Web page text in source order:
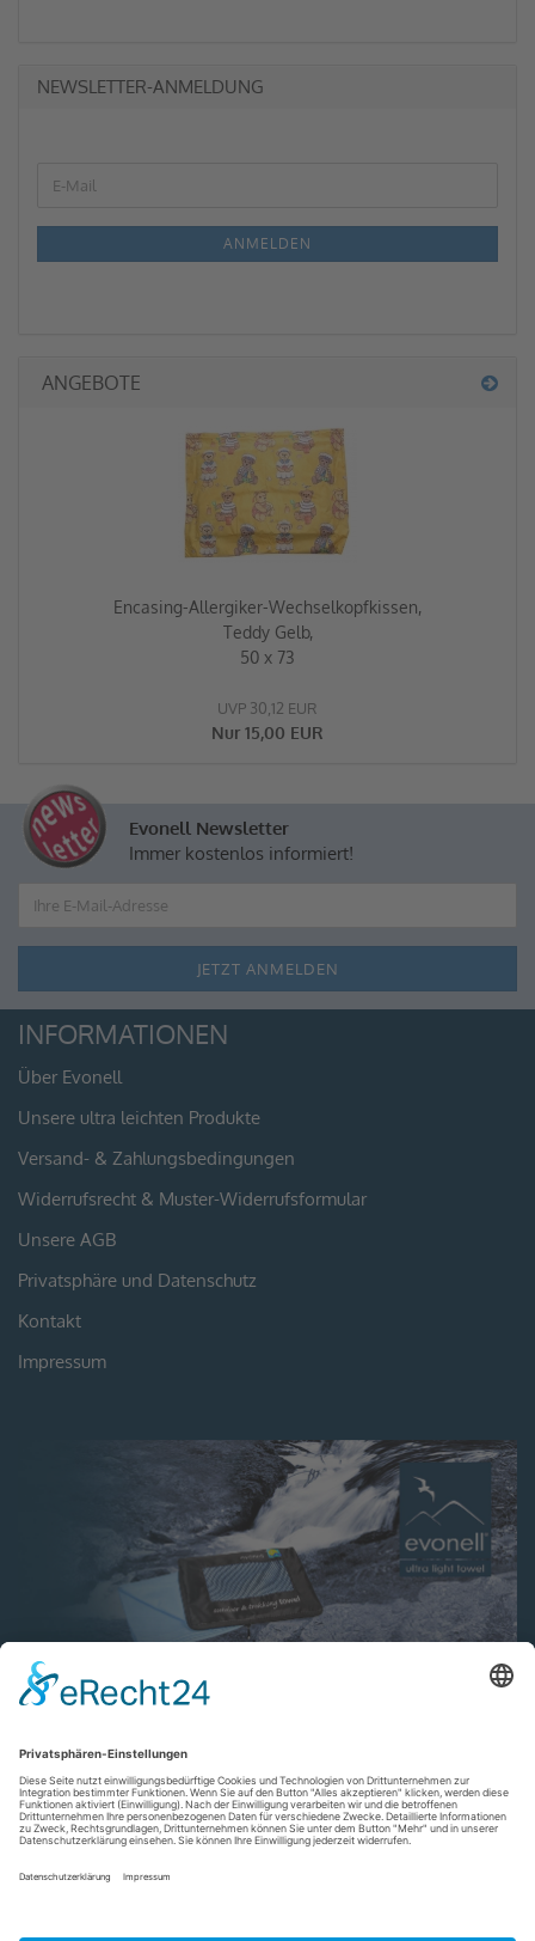
NEWSLETTER-ANMELDUNG
ANMELDEN
ANGEBOTE
Encasing-Allergiker-Wechselkopfkissen,
Teddy Gelb,
50 x 73
UVP 30,12 EUR
Nur 15,00 EUR
Evonell Newsletter
Immer kostenlos informiert!
INFORMATIONEN
Über Evonell
Unsere ultra leichten Produkte
Versand- & Zahlungsbedingungen
Widerrufsrecht & Muster-Widerrufsformular
Unsere AGB
Privatsphäre und Datenschutz
Kontakt
Impressum